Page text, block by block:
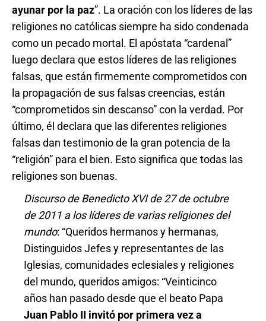
ayunar por la paz”. La oración con los líderes de las
religiones no católicas siempre ha sido condenada
como un pecado mortal. El apóstata “cardenal”
luego declara que estos líderes de las religiones
falsas, que están firmemente comprometidos con
la propagación de sus falsas creencias, están
“comprometidos sin descanso” con la verdad. Por
último, él declara que las diferentes religiones
falsas dan testimonio de la gran potencia de la
“religión” para el bien. Esto significa que todas las
religiones son buenas.
Discurso de Benedicto XVI de 27 de octubre
de 2011 a los líderes de varias religiones del
mundo: “Queridos hermanos y hermanas,
Distinguidos Jefes y representantes de las
Iglesias, comunidades eclesiales y religiones
del mundo, queridos amigos: “Veinticinco
años han pasado desde que el beato Papa
Juan Pablo II invitó por primera vez a